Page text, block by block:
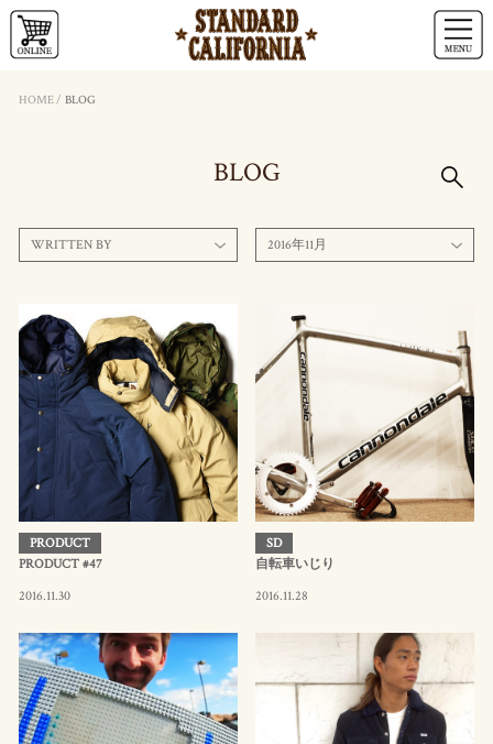
HOME/ BLOG
BLOG
WRITTEN BY 2016年11月
PRODUCT
PRODUCT #47
2016.11.30
SD
自転車いじり
2016.11.28